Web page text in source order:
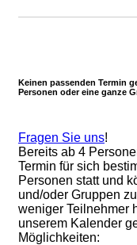
Keinen passenden Termin
Personen oder eine ganze
Fragen Sie uns!
Bereits ab 4
Termin für sich
Personen statt und
und/oder Gruppen
weniger Teilnehmer
unserem Kalender
Möglichkeiten: